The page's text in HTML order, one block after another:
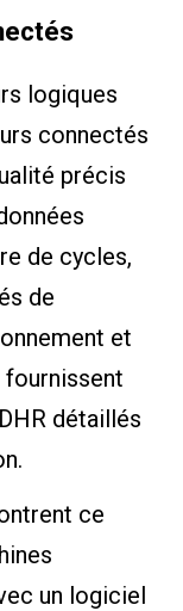
logiques
connectés
précis
de cycles,
de
et
fournissent
détaillés
ce
un logiciel